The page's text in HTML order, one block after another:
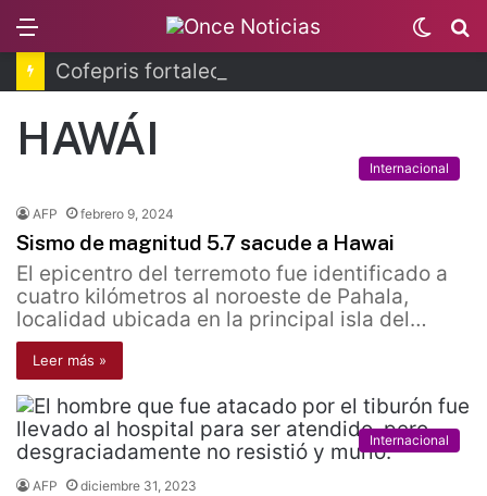
Switch
skin
HAWÁI
Internacional
AFP febrero 9, 2024
Sismo de magnitud 5.7 sacude a Hawai
El epicentro del terremoto fue identificado a
cuatro kilómetros al noroeste de Pahala,
localidad ubicada en la principal isla del…
Leer más »
Internacional
AFP diciembre 31, 2023